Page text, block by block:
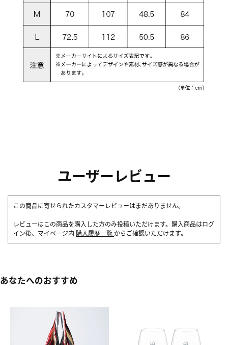
ユーザーレビュー
この商品に寄せられたカスタマーレビューはまだありません。
レビューはこの商品を購入した方のみ投稿いただけます。購入商品はログ
イン後、マイページ内 購入履歴一覧 からご確認いただけます。
あなたへのおすすめ